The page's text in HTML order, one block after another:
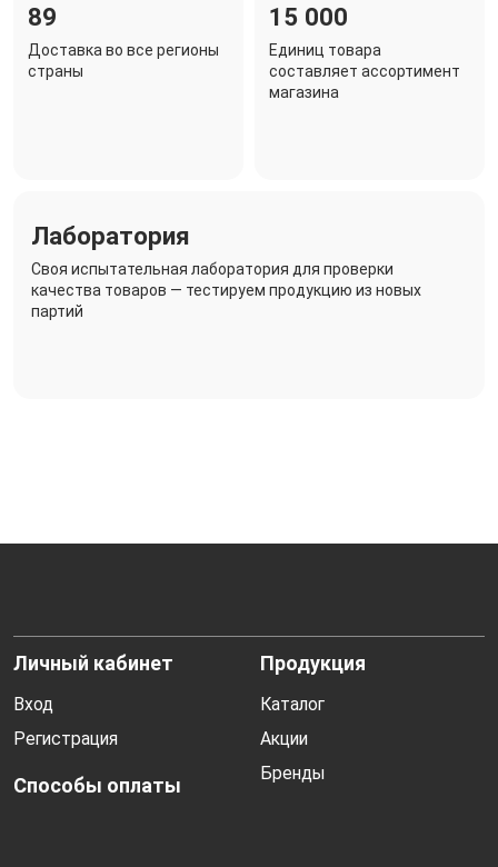
89
Доставка во все регионы
страны
15 000
Единиц товара
составляет ассортимент
магазина
Лаборатория
Своя испытательная лаборатория для проверки
качества товаров — тестируем продукцию из новых
партий
Личный кабинет
Вход
Регистрация
Способы оплаты
Продукция
Каталог
Акции
Бренды